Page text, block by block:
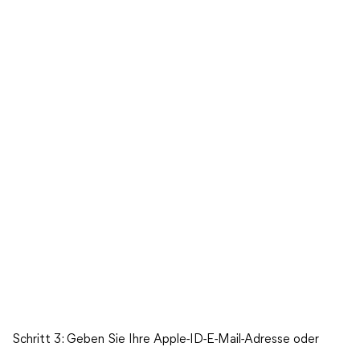
Schritt 3: Geben Sie Ihre Apple-ID-E-Mail-Adresse oder